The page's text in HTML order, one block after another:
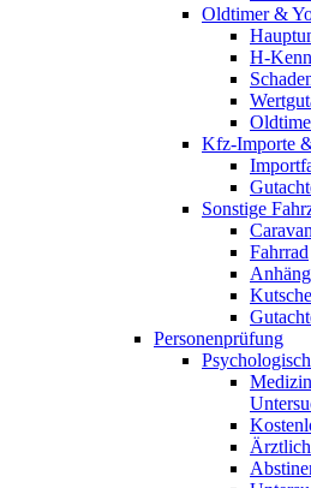
Oldtimer &
H-
Kfz-Importe
Sonstige
Fahrrad
Personenprüfung